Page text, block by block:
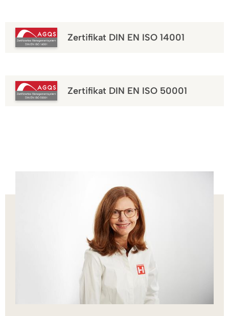
Zertifikat DIN EN ISO 14001
Zertifikat DIN EN ISO 50001